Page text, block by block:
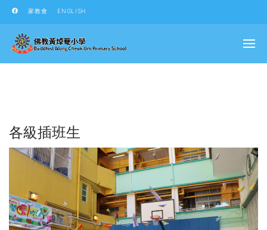
家教會 ENGLISH
各級插班生